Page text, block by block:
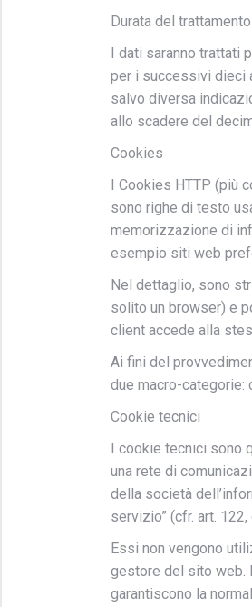
Durata del trattamento
I dati saranno trattati
per i successivi dieci
salvo diversa
allo scadere del
Cookies
I Cookies HTTP (più
sono righe di testo
memorizzazione di
esempio siti web
Nel dettaglio, sono
solito un browser) e
client accede alla
Ai fini del
due macro-categorie:
Cookie tecnici
I cookie tecnici sono
una rete di
della società
servizio” (cfr. art.
Essi non vengono
gestore del sito web.
garantiscono la